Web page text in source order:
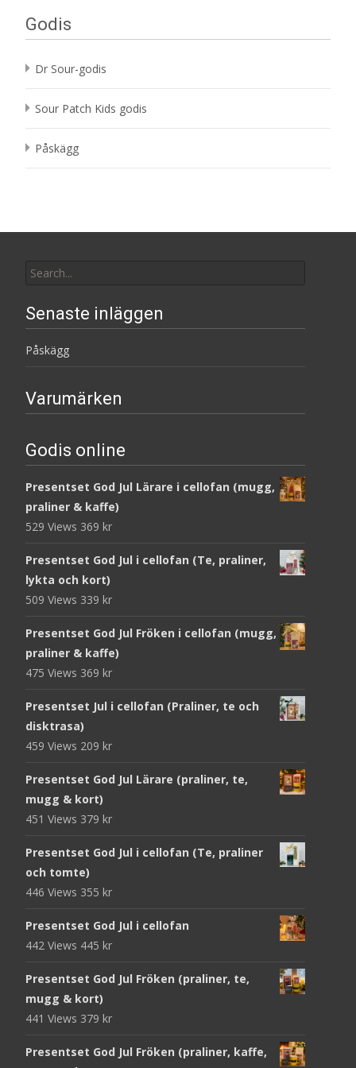
Godis
Dr Sour-godis
Sour Patch Kids godis
Påskägg
for:
Senaste inläggen
Påskägg
Varumärken
Godis online
Presentset God Jul Lärare i cellofan (mugg,
praliner & kaffe)
529 Views 369 kr
Presentset God Jul i cellofan (Te, praliner,
lykta och kort)
509 Views 339 kr
Presentset God Jul Fröken i cellofan (mugg,
praliner & kaffe)
475 Views 369 kr
Presentset Jul i cellofan (Praliner, te och
disktrasa)
459 Views 209 kr
Presentset God Jul Lärare (praliner, te,
mugg & kort)
451 Views 379 kr
Presentset God Jul i cellofan (Te, praliner
och tomte)
446 Views 355 kr
Presentset God Jul i cellofan
442 Views 445 kr
Presentset God Jul Fröken (praliner, te,
mugg & kort)
441 Views 379 kr
Presentset God Jul Fröken (praliner, kaffe,